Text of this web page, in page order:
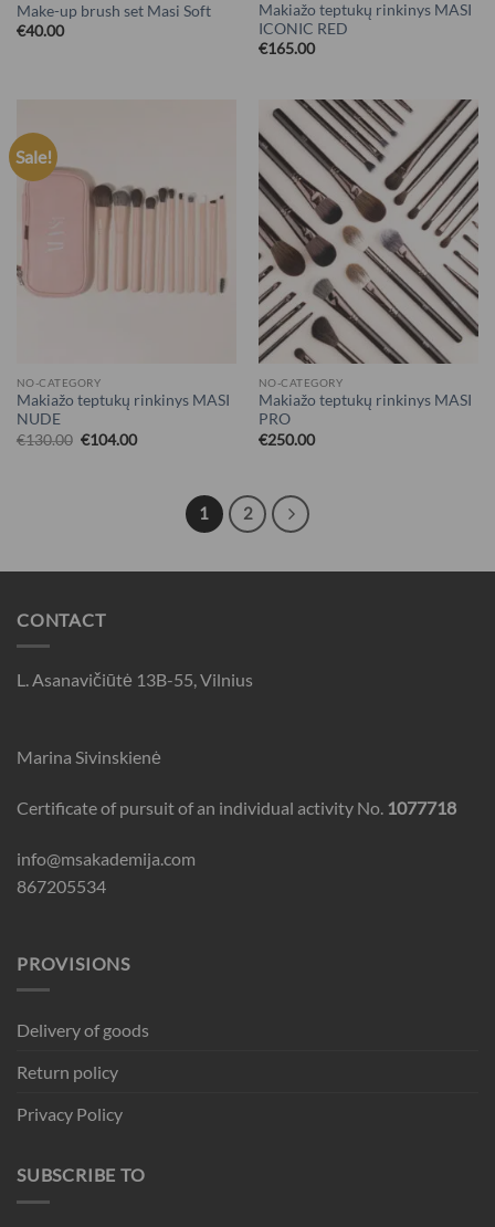
Make-up brush set Masi Soft
€40.00
Makiažo teptukų rinkinys MASI
ICONIC RED
€165.00
Sale!
NO-CATEGORY
Makiažo teptukų rinkinys MASI
NUDE
€130.00 €104.00
NO-CATEGORY
Makiažo teptukų rinkinys MASI
PRO
€250.00
1 2
CONTACT
L. Asanavičiūtė 13B-55, Vilnius
Marina Sivinskienė
Certificate of pursuit of an individual activity No. 1077718
info@msakademija.com
867205534
PROVISIONS
Delivery of goods
Return policy
Privacy Policy
SUBSCRIBE TO